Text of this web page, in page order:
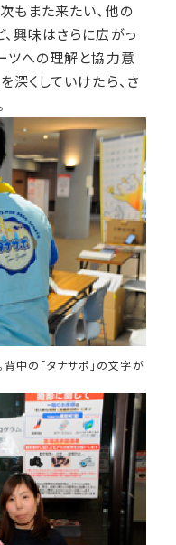
もまた来たい、他の
興味はさらに広がっ
ツへの理解と協力意
深くしていけたら、さ
中の「タナサポ」の文字が